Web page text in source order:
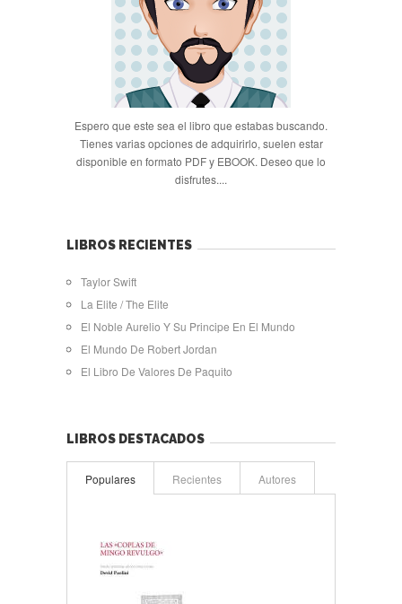
Espero que este sea el libro que estabas buscando.
Tienes varias opciones de adquirirlo, suelen estar
disponible en formato PDF y EBOOK. Deseo que lo
disfrutes....
LIBROS RECIENTES
Taylor Swift
La Elite / The Elite
El Noble Aurelio Y Su Principe En El Mundo
El Mundo De Robert Jordan
El Libro De Valores De Paquito
LIBROS DESTACADOS
Populares Recientes Autores